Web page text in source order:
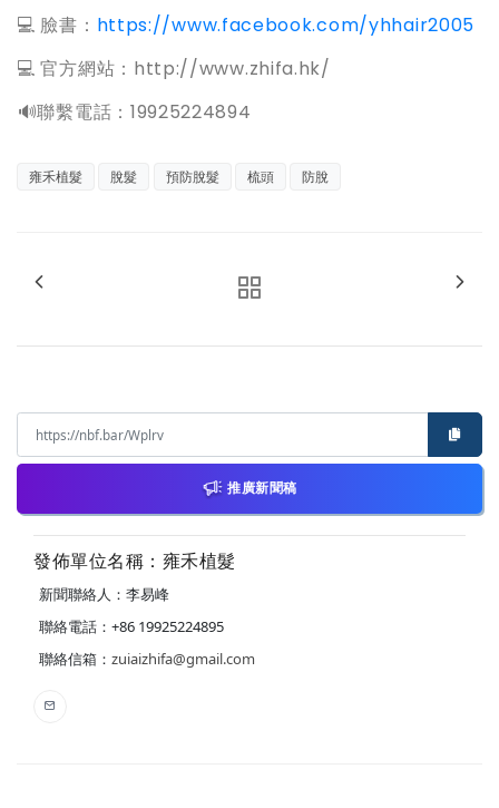
💻 臉書： https://www.facebook.com/yhhair2005
💻 官方網站：http://www.zhifa.hk/
️🔊聯繫電話：19925224894
雍禾植髮 脫髮 預防脫髮 梳頭 防脫
推廣新聞稿
發佈單位名稱：雍禾植髮
新聞聯絡人：李易峰
聯絡電話：+86 19925224895
聯絡信箱： zuiaizhifa@gmail.com